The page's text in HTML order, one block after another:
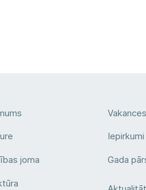
joma
Vakances
Iepirkumi
Gada